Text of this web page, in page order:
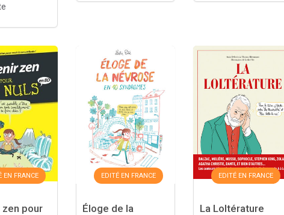
EN FRANCE
zen pour
EDITÉ EN FRANCE
Éloge de la
EDITÉ EN FRANCE
La Loltérature